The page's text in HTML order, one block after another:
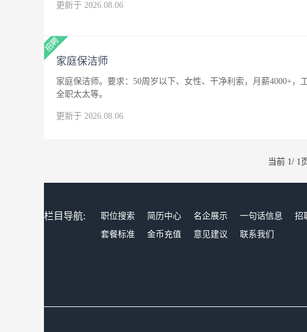
更新于 2026.08.06
家庭保洁师
家庭保洁师。要求：50周岁以下、女性、干净利索，月薪4000+，
全职太太等。
更新于 2026.08.06
当前 1/ 1
栏目导航: 职位搜索 简历中心 名企展示 一句话信息 招
套餐标准
金币充值 意见建议 联系我们